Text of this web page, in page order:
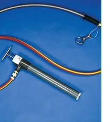
a
l
o
g
r
a